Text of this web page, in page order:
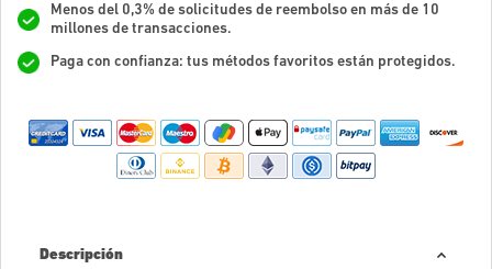
Menos del 0,3% de solicitudes de reembolso en más de 10
millones de transacciones.
Paga con confianza: tus métodos favoritos están protegidos.
Descripción